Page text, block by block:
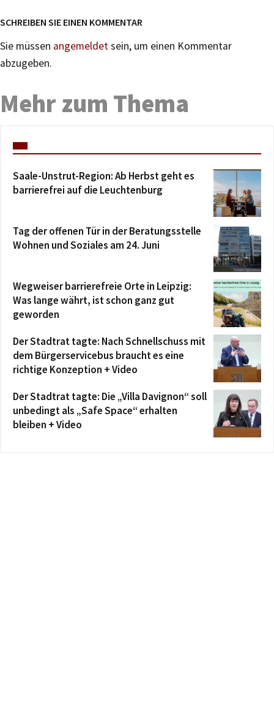
SCHREIBEN SIE EINEN KOMMENTAR
Sie müssen angemeldetsein, um einen Kommentar
abzugeben.
Mehr zum Thema
Saale-Unstrut-Region: Ab Herbst geht es
barrierefrei auf die Leuchtenburg
Tag der offenen Tür in der Beratungsstelle
Wohnen und Soziales am 24. Juni
Wegweiser barrierefreie Orte in Leipzig:
Was lange währt, ist schon ganz gut
geworden
Der Stadtrat tagte: Nach Schnellschuss mit
dem Bürgerservicebus braucht es eine
richtige Konzeption + Video
Der Stadtrat tagte: Die „Villa Davignon“ soll
unbedingt als „Safe Space“ erhalten
bleiben + Video